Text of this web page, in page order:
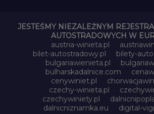
JESTEŚMY NIEZALEŻNYM
AUTOSTRADOWYCH W
austria-winieta.pl
bilet-autostradowy.pl
bilety-
bulgariawienieta.pl
bulharskadalnice.com
cenywiniet.pl
czechy-winieta.pl
czechywiniety.pl
dalnicniznamka.eu
digital-